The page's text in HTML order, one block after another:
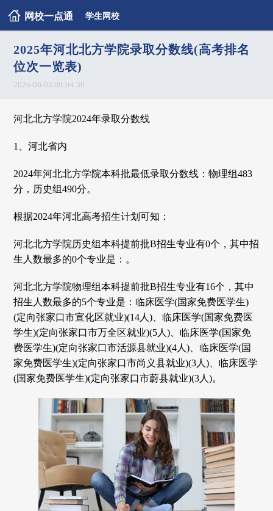
网校一点通 学生网校
2025年河北北方学院录取分数线(高考排名
位次一览表)
2026-06-03 09:04:30
河北北方学院2024年录取分数线
1、河北省内
2024年河北北方学院本科批最低录取分数线：物理组483
分，历史组490分。
根据2024年河北高考招生计划可知：
河北北方学院历史组本科提前批B招生专业有0个，其中招
生人数最多的0个专业是：。
河北北方学院物理组本科提前批B招生专业有16个，其中
招生人数最多的5个专业是：临床医学(国家免费医学生)
(定向张家口市宣化区就业)(14人)、临床医学(国家免费医
学生)(定向张家口市万全区就业)(5人)、临床医学(国家免
费医学生)(定向张家口市活源县就业)(4人)、临床医学(国
家免费医学生)(定向张家口市尚义县就业)(3人)、临床医学
(国家免费医学生)(定向张家口市蔚县就业)(3人)。